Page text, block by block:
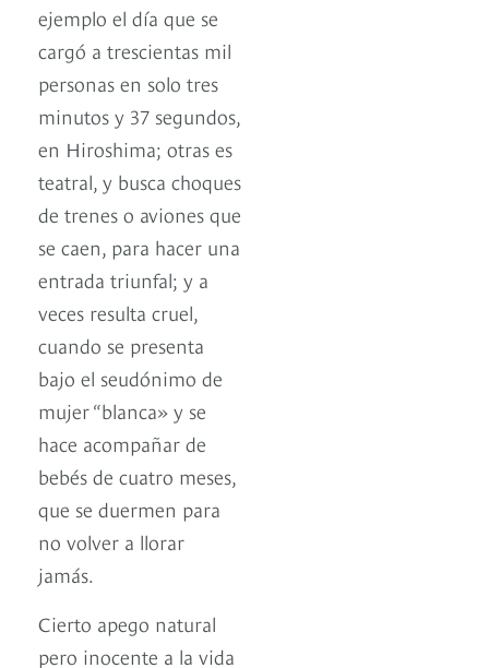
ejemplo el día que se
cargó a trescientas mil
personas en solo tres
minutos y 37 segundos,
en Hiroshima; otras es
teatral, y busca choques
de trenes o aviones que
se caen, para hacer una
entrada triunfal; y a
veces resulta cruel,
cuando se presenta
bajo el seudónimo de
mujer “blanca» y se
hace acompañar de
bebés de cuatro meses,
que se duermen para
no volver a llorar
jamás.
Cierto apego natural
pero inocente a la vida